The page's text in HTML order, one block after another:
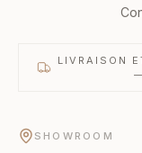
LIVRAISON
SHOWROOM